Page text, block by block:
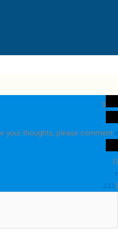
0
your thoughts, please comment.x
(
)
x
| הגב